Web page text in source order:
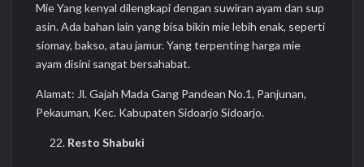
Mie Yang kenyal dilengkapi dengan suwiran ayam dan sup
asin. Ada bahan lain yang bisa bikin mie lebih enak, seperti
siomay, bakso, atau jamur. Yang terpenting harga mie
ayam disini sangat bersahabat.
Alamat: Jl. Gajah Mada Gang Pandean No.1, Panjunan,
Pekauman, Kec. Kabupaten Sidoarjo Sidoarjo.
Resto Shabuki